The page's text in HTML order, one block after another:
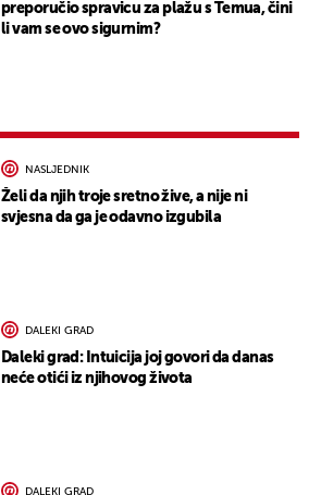
preporučio spravicu za plažu s Temua, čini
li vam se ovo sigurnim?
NASLJEDNIK
Želi da njih troje sretno žive, a nije ni
svjesna da ga je odavno izgubila
DALEKI GRAD
Daleki grad: Intuicija joj govori da danas
neće otići iz njihovog života
DALEKI GRAD